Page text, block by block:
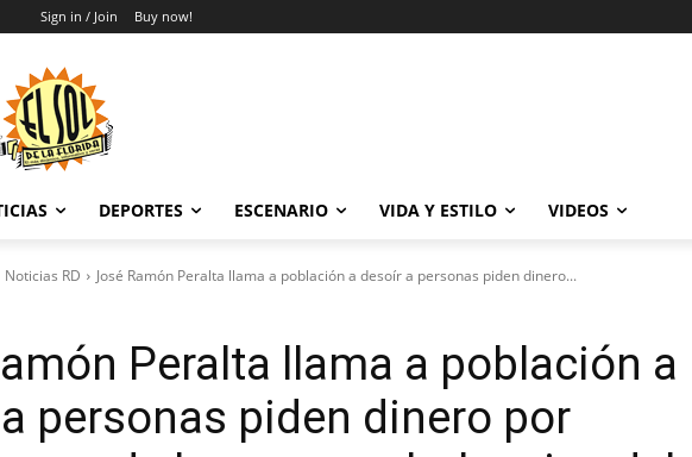
Sign in / Join Buy now!
DEPORTES ESCENARIO VIDA Y ESTILO VIDEOS
Noticias RD José Ramón Peralta llama a población a desoír a personas piden dinero...
Peralta llama a población a
personas piden dinero por